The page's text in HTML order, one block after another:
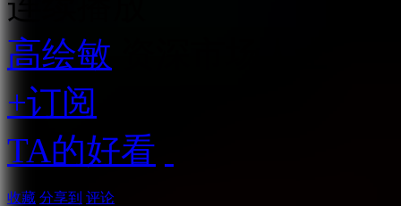
高绘敏
+订阅
TA的好看
收藏 分享到 评论